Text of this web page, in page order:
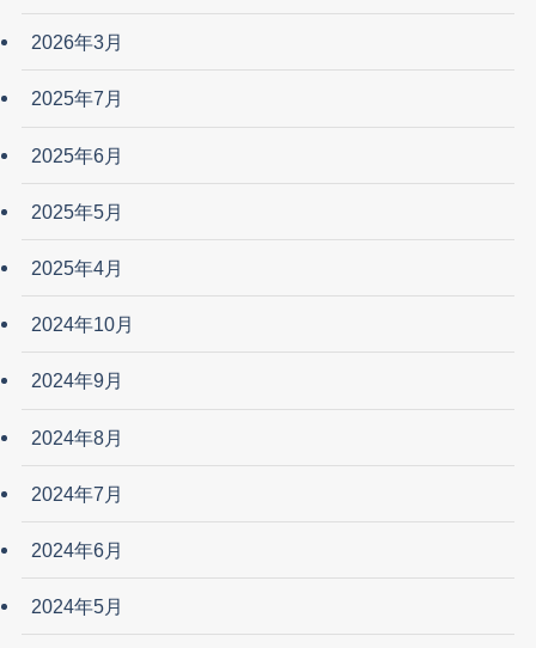
2026年3月
2025年7月
2025年6月
2025年5月
2025年4月
2024年10月
2024年9月
2024年8月
2024年7月
2024年6月
2024年5月